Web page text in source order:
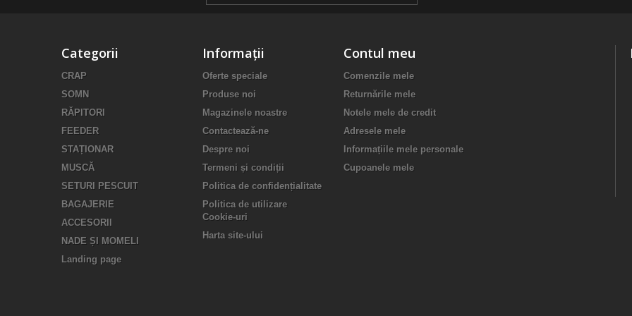
Categorii
CRAP
SOMN
RĂPITORI
FEEDER
STAȚIONAR
MUSCĂ
SETURI PESCUIT
BAGAJERIE
ACCESORII
NADE ȘI MOMELI
Landing page
Informații
Oferte speciale
Produse noi
Magazinele noastre
Contactează-ne
Despre noi
Termeni și condiții
Politica de confidențialitate
Politica de utilizare
Cookie-uri
Harta site-ului
Contul meu
Comenzile mele
Returnările mele
Notele mele de credit
Adresele mele
Informațiile mele personale
Cupoanele mele